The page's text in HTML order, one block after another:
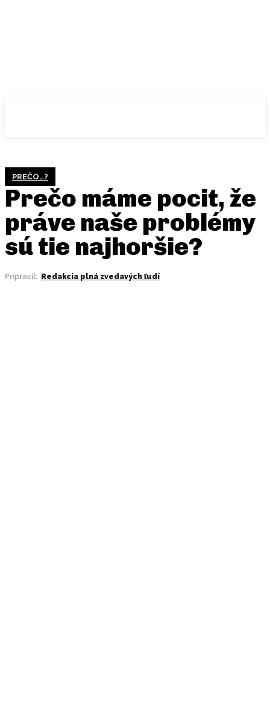
PREČO…?
Prečo máme pocit, že
práve naše problémy
sú tie najhoršie?
Pripravil: Redakcia plná zvedavých ľudí